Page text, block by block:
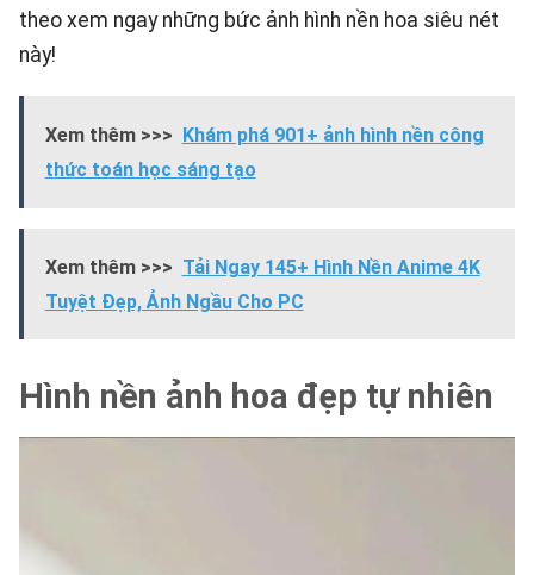
theo xem ngay những bức ảnh hình nền hoa siêu nét
này!
Xem thêm >>> Khám phá 901+ ảnh hình nền công
thức toán học sáng tạo
Xem thêm >>> Tải Ngay 145+ Hình Nền Anime 4K
Tuyệt Đẹp, Ảnh Ngầu Cho PC
Hình nền ảnh hoa đẹp tự nhiên